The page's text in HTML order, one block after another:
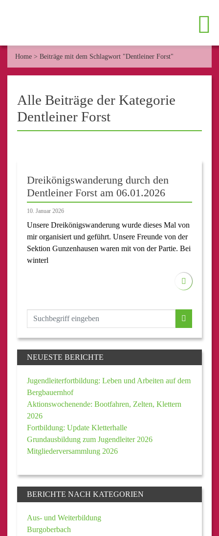
Home > Beiträge mit dem Schlagwort "Dentleiner Forst"
Alle Beiträge der Kategorie
Dentleiner Forst
Dreikönigswanderung durch den
Dentleiner Forst am 06.01.2026
10. Januar 2026
Unsere Dreikönigswanderung wurde dieses Mal von
mir organisiert und geführt. Unsere Freunde von der
Sektion Gunzenhausen waren mit von der Partie. Bei
winterl
NEUESTE BERICHTE
Jugendleiterfortbildung: Leben und Arbeiten auf dem
Bergbauernhof
Aktionswochenende: Bootfahren, Zelten, Klettern
2026
Fortbildung: Update Kletterhalle
Grundausbildung zum Jugendleiter 2026
Mitgliederversammlung 2026
BERICHTE NACH KATEGORIEN
Aus- und Weiterbildung
Burgoberbach